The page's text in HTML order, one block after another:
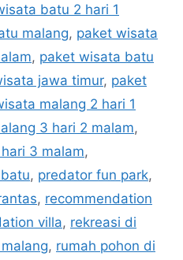
batu 2 hari 1
malang, paket wisata
, paket wisata batu
jawa timur, paket
malang 2 hari 1
3 hari 2 malam,
3 malam,
, predator fun park,
, recommendation
villa, rekreasi di
, rumah pohon di